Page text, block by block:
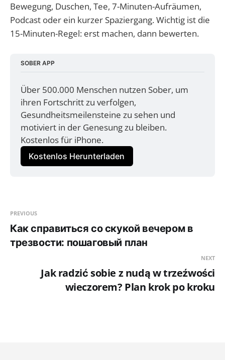
Bewegung, Duschen, Tee, 7-Minuten-Aufräumen,
Podcast oder ein kurzer Spaziergang. Wichtig ist die
15-Minuten-Regel: erst machen, dann bewerten.
SOBER APP
Über 500.000 Menschen nutzen Sober, um
ihren Fortschritt zu verfolgen,
Gesundheitsmeilensteine zu sehen und
motiviert in der Genesung zu bleiben.
Kostenlos für iPhone.
Kostenlos Herunterladen
PREVIOUS
Как справиться со скукой вечером в
трезвости: пошаговый план
NEXT
Jak radzić sobie z nudą w trzeźwości
wieczorem? Plan krok po kroku